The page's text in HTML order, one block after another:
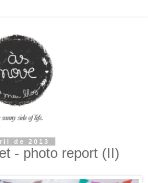
de 2013
- photo report (II)